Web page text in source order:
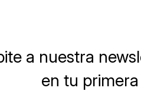
a nuestra
en tu